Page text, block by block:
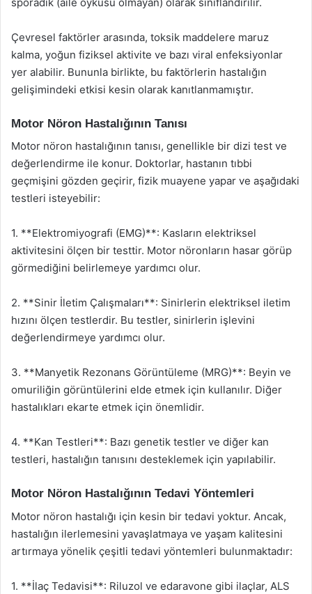
Çevresel faktörler arasında, toksik maddelere maruz
kalma, yoğun fiziksel aktivite ve bazı viral enfeksiyonlar
yer alabilir. Bununla birlikte, bu faktörlerin hastalığın
gelişimindeki etkisi kesin olarak kanıtlanmamıştır.
Motor Nöron Hastalığının Tanısı
Motor nöron hastalığının tanısı, genellikle bir dizi test ve
değerlendirme ile konur. Doktorlar, hastanın tıbbi
geçmişini gözden geçirir, fizik muayene yapar ve aşağıdaki
testleri isteyebilir:
1. **Elektromiyografi (EMG)**: Kasların elektriksel
aktivitesini ölçen bir testtir. Motor nöronların hasar görüp
görmediğini belirlemeye yardımcı olur.
2. **Sinir İletim Çalışmaları**: Sinirlerin elektriksel iletim
hızını ölçen testlerdir. Bu testler, sinirlerin işlevini
değerlendirmeye yardımcı olur.
3. **Manyetik Rezonans Görüntüleme (MRG)**: Beyin ve
omuriliğin görüntülerini elde etmek için kullanılır. Diğer
hastalıkları ekarte etmek için önemlidir.
4. **Kan Testleri**: Bazı genetik testler ve diğer kan
testleri, hastalığın tanısını desteklemek için yapılabilir.
Motor Nöron Hastalığının Tedavi Yöntemleri
Motor nöron hastalığı için kesin bir tedavi yoktur. Ancak,
hastalığın ilerlemesini yavaşlatmaya ve yaşam kalitesini
artırmaya yönelik çeşitli tedavi yöntemleri bulunmaktadır:
1. **İlaç Tedavisi**: Riluzol ve edaravone gibi ilaçlar, ALS